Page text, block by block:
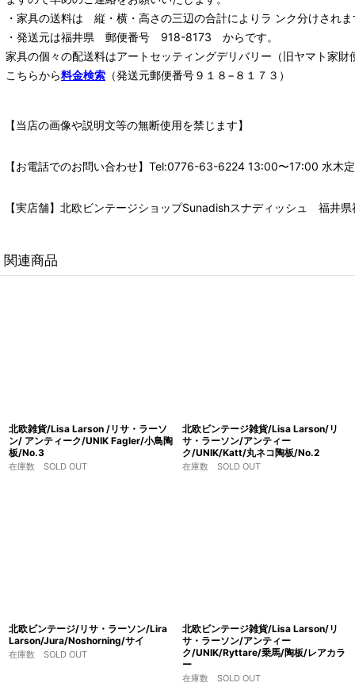
・家具の送料は 縦・横・高さの三辺の合計によりラ ンク分けされま
・発送元は福井県 郵便番号 918-8173 からです。
家具の個々の配送料はアートセッティングデリバリー （旧ヤマト家財
こちらから料金検索 （発送元郵便番号９１８−８１７３）
【当店の画像や説明文等の無断使用を禁じます】
【お電話でのお問い合わせ】Tel:0776-63-6224 13:00〜17:00 水木
【実店舗】北欧ビンテージショップSunadishスナディッシュ 福井
関連商品
北欧雑貨/Lisa Larson /リサ・ラーソ
ン/ アンティーク/UNIK Fagler/小鳥陶
板/No.3
在庫数 SOLD OUT
北欧ビンテージ雑貨/Lisa Larson/リ
サ・ラーソン/アンティー
ク/UNIK/Katt/丸ネコ陶板/No.2
在庫数 SOLD OUT
北欧ビンテージ/リサ・ラーソン/Lira
Larson/Jura/Noshorning/サイ
在庫数 SOLD OUT
北欧ビンテージ雑貨/Lisa Larson/リ
サ・ラーソン/アンティー
ク/UNIK/Ryttare/乗馬/陶板/レアカラ
ー
在庫数 SOLD OUT